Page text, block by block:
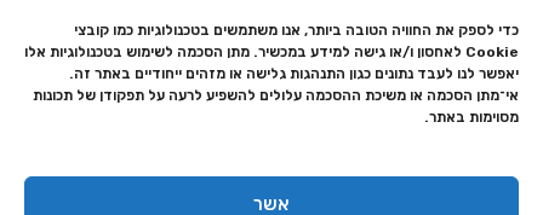
כדי לספק את החוויה הטובה ביותר, אנו משתמשים בטכנולוגיות כמו קובצי
Cookie לאחסון ו/או גישה למידע במכשיר. מתן הסכמה לשימוש בטכנולוגיות אלו
יאפשר לנו לעבד נתונים כגון התנהגות גלישה או מזהים ייחודיים באתר זה.
אי־מתן הסכמה או משיכת ההסכמה עלולים להשפיע לרעה על תפקודן של תכונות
מסוימות באתר.
אשר
עקבו אחרינו
צור קשר